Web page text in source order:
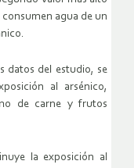
agua de un
datos del estudio, se
al arsénico,
de carne y frutos
la exposición al